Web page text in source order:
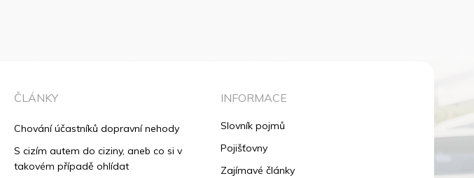
ČLÁNKY
Chování účastníků dopravní nehody
S cizím autem do ciziny, aneb co si v
takovém případě ohlídat
INFORMACE
Slovník pojmů
Pojišťovny
Zajímavé články